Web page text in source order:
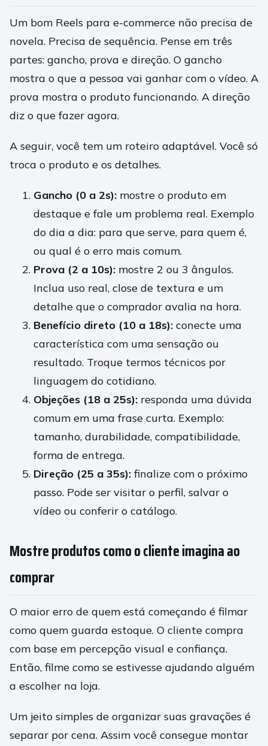
Um bom Reels para e-commerce não precisa de
novela. Precisa de sequência. Pense em três
partes: gancho, prova e direção. O gancho
mostra o que a pessoa vai ganhar com o vídeo. A
prova mostra o produto funcionando. A direção
diz o que fazer agora.
A seguir, você tem um roteiro adaptável. Você só
troca o produto e os detalhes.
Gancho (0 a 2s): mostre o produto em
destaque e fale um problema real. Exemplo
do dia a dia: para que serve, para quem é,
ou qual é o erro mais comum.
Prova (2 a 10s): mostre 2 ou 3 ângulos.
Inclua uso real, close de textura e um
detalhe que o comprador avalia na hora.
Benefício direto (10 a 18s): conecte uma
característica com uma sensação ou
resultado. Troque termos técnicos por
linguagem do cotidiano.
Objeções (18 a 25s): responda uma dúvida
comum em uma frase curta. Exemplo:
tamanho, durabilidade, compatibilidade,
forma de entrega.
Direção (25 a 35s): finalize com o próximo
passo. Pode ser visitar o perfil, salvar o
vídeo ou conferir o catálogo.
Mostre produtos como o cliente imagina ao
comprar
O maior erro de quem está começando é filmar
como quem guarda estoque. O cliente compra
com base em percepção visual e confiança.
Então, filme como se estivesse ajudando alguém
a escolher na loja.
Um jeito simples de organizar suas gravações é
separar por cena. Assim você consegue montar